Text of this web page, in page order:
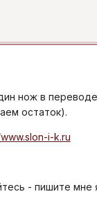
нож в
остаток).
i-k.ru
- пишите